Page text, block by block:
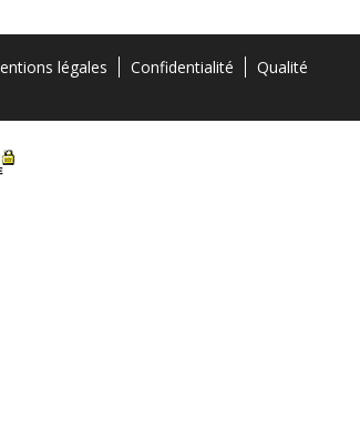
légales Confidentialité
Qualité